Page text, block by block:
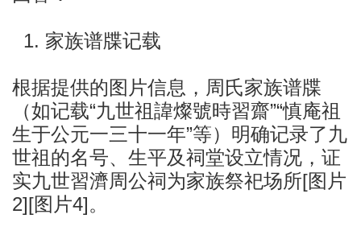
1. 家族谱牒记载
根据提供的图片信息，周氏家族谱牒
（如记载“九世祖諱燦號時習齋”“慎庵祖
生于公元一三十一年”等）明确记录了九
世祖的名号、生平及祠堂设立情况，证
实九世習濟周公祠为家族祭祀场所[图片
2][图片4]。